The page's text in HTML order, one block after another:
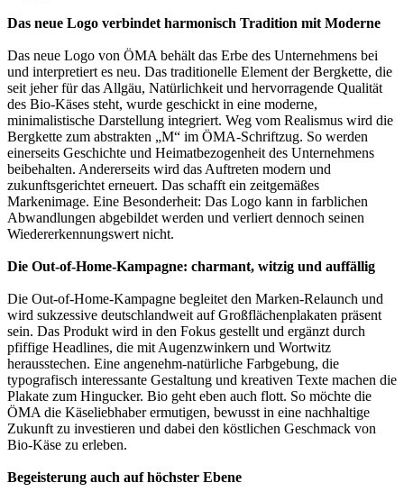
Das neue Logo verbindet harmonisch Tradition mit Moderne
Das neue Logo von ÖMA behält das Erbe des Unternehmens bei
und interpretiert es neu. Das traditionelle Element der Bergkette, die
seit jeher für das Allgäu, Natürlichkeit und hervorragende Qualität
des Bio-Käses steht, wurde geschickt in eine moderne,
minimalistische Darstellung integriert. Weg vom Realismus wird die
Bergkette zum abstrakten „M“ im ÖMA-Schriftzug. So werden
einerseits Geschichte und Heimatbezogenheit des Unternehmens
beibehalten. Andererseits wird das Auftreten modern und
zukunftsgerichtet erneuert. Das schafft ein zeitgemäßes
Markenimage. Eine Besonderheit: Das Logo kann in farblichen
Abwandlungen abgebildet werden und verliert dennoch seinen
Wiedererkennungswert nicht.
Die Out-of-Home-Kampagne: charmant, witzig und auffällig
Die Out-of-Home-Kampagne begleitet den Marken-Relaunch und
wird sukzessive deutschlandweit auf Großflächenplakaten präsent
sein. Das Produkt wird in den Fokus gestellt und ergänzt durch
pfiffige Headlines, die mit Augenzwinkern und Wortwitz
herausstechen. Eine angenehm-natürliche Farbgebung, die
typografisch interessante Gestaltung und kreativen Texte machen die
Plakate zum Hingucker. Bio geht eben auch flott. So möchte die
ÖMA die Käseliebhaber ermutigen, bewusst in eine nachhaltige
Zukunft zu investieren und dabei den köstlichen Geschmack von
Bio-Käse zu erleben.
Begeisterung auch auf höchster Ebene